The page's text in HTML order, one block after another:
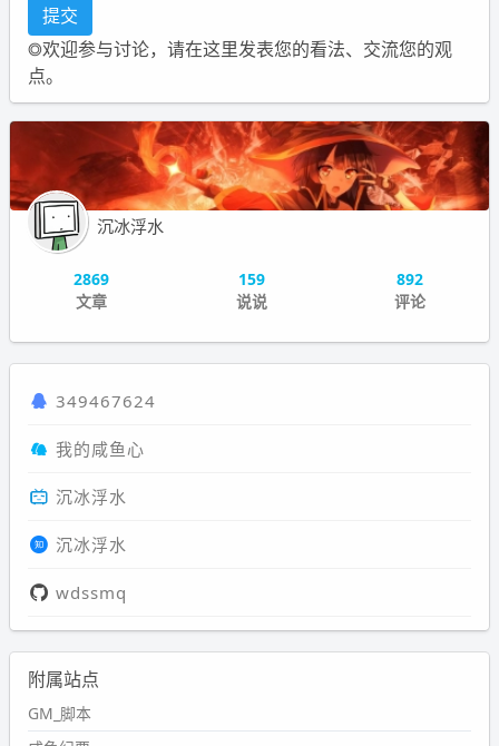
◎欢迎参与讨论，请在这里发表您的看法、交流您的观
点。
沉冰浮水
2869
文章
159
说说
892
评论
349467624
我的咸鱼心
沉冰浮水
沉冰浮水
wdssmq
附属站点
GM_脚本